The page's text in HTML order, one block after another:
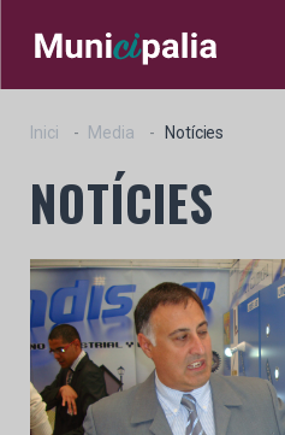
Inici Media Notícies
NOTÍCIES